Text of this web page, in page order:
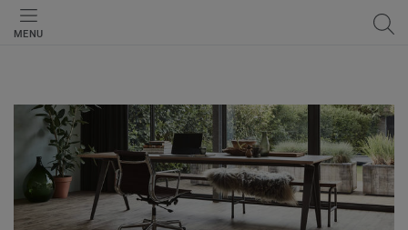
MENU